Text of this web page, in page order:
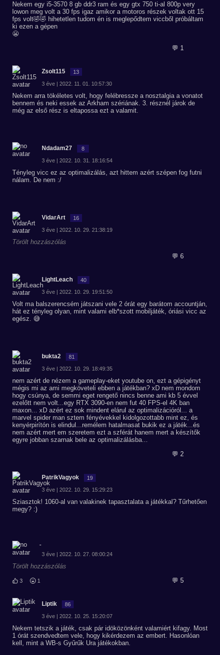
Nekem egy i5-3570 8 gb ddr3 ram és egy gtx 750 ti-al 800p very
lowon meg volt a 30 fps igaz amikor a motoros részek voltak ott 15
fps volt🤣🤣 hihetetlen tudom én is meglepődtem viccből próbáltam
ki ezen a gépen
😬
💬 1
Zsolt115 13
3 éve | 2022. 11. 01. 10:57:30
Nekem arra tökéletes volt, hogy felébressze a nosztalgia a vonatot
bennem és neki essek az Arkham szériának. 3. résznél járok de
még az első rész is eltapossa ezt a valamit.
Ndadam27 8
3 éve | 2022. 10. 31. 18:16:54
Tényleg vicc ez az optimalizálás, azt hittem azért szépen fog futni
nálam. De nem :/
VidarArt 16
3 éve | 2022. 10. 29. 21:38:19
Törölt hozzászólás
💬 6
LightLeach 40
3 éve | 2022. 10. 29. 19:51:50
Volt ma balszerencsém játszani vele 2 órát egy barátom accountján,
hát ez tényleg olyan, mint valami elb*szott mobiljáték, óriási vicc az
egész. 😅
bukta2 81
3 éve | 2022. 10. 29. 18:49:35
nem azért de nézem a gameplay-eket youtube on, ezt a gépigényt
mégis mi az ami megköveteli ebben a játékban? xD nem mondom
hogy csúnya, de semmi eget rengető nincs benne ami kb 5 évvel
ezelőtt nem volt...egy RTX 3090-en nem fut 40 FPS-el 4K ban
maxon... xD azért ez sok mindent elárul az optimalizációról... a
marvel spider man sztem fényévekkel kidolgozottabb mint ez, és
kenyérpirítón is elindul...remélem hatalmasat bukik ez a játék...és
nem azért mert em szeretem ezt a szférát hanem mert a készítők
egyre jobban szarnak bele az optimalizálásba...
💬 2
PatrikVagyok 19
3 éve | 2022. 10. 29. 15:29:23
Sziasztok! 1060-al van valakinek tapasztalata a játékkal? Tűrhetően
megy? :)
-
3 éve | 2022. 10. 27. 08:00:24
Törölt hozzászólás
3 1 💬 5
Liptik 86
3 éve | 2022. 10. 25. 15:20:07
Nekem tetszik a játék, csak pár idöközönként valamiért kifagy. Most
1 órát szendvedtem vele, hogy kikérdezem az embert. Hasonlóan
kell, mint a WB-s Gyűrűk Ura játékokban.